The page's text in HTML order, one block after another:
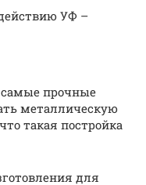
УФ –
самые прочные
металлическую
такая постройка
для